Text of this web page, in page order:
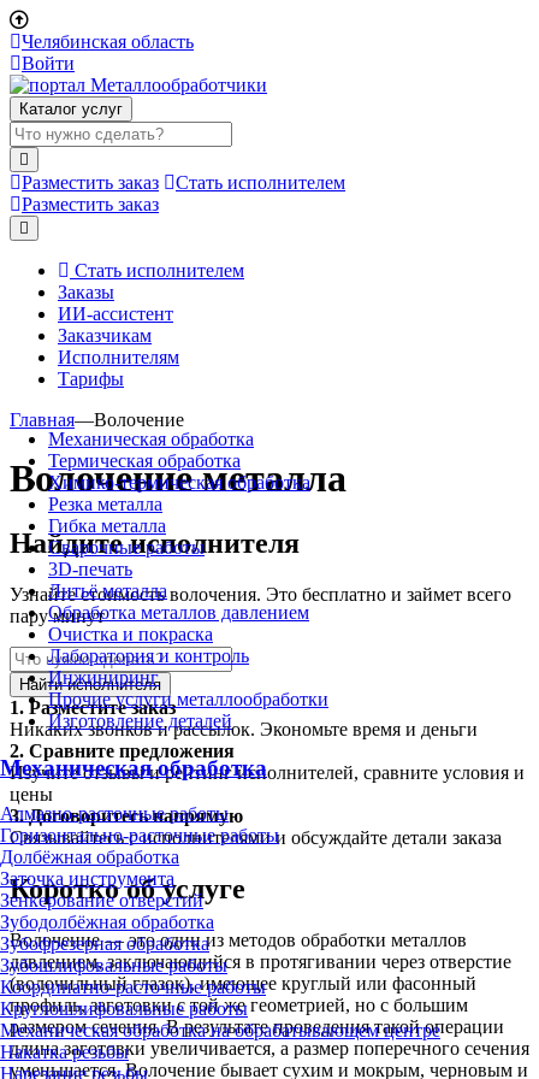
Челябинская область
Войти
Каталог услуг
Разместить заказ
Стать исполнителем
Разместить заказ
Стать исполнителем
Заказы
ИИ-ассистент
Заказчикам
Исполнителям
Тарифы
Механическая обработка
Термическая обработка
Химико-термическая обработка
Резка металла
Гибка металла
Сварочные работы
3D-печать
Литьё металла
Обработка металлов давлением
Очистка и покраска
Лаборатория и контроль
Инжиниринг
Прочие услуги металлообработки
Изготовление деталей
Механическая обработка
Алмазно-расточные работы
Горизонтально-расточные работы
Долбёжная обработка
Заточка инструмента
Зенкерование отверстий
Зубодолбёжная обработка
Зубофрезерная обработка
Зубошлифовальные работы
Координатно-расточные работы
Круглошлифовальные работы
Механическая обработка на обрабатывающем центре
Накатка резьбы
Нарезание резьбы
Главная—Волочение
Волочение металла
Найдите исполнителя
Узнайте стоимость волочения. Это бесплатно и займет всего
пару минут
Найти исполнителя
1. Разместите заказ
Никаких звонков и рассылок. Экономьте время и деньги
2. Сравните предложения
Изучите отзывы и рейтинг исполнителей, сравните условия и
цены
3.Договоритесь напрямую
Связывайтесь с исполнителями и обсуждайте детали заказа
Коротко об услуге
Волочение — это один из методов обработки металлов
давлением, заключающийся в протягивании через отверстие
(волочильный глазок), имеющее круглый или фасонный
профиль, заготовки с той же геометрией, но с большим
размером сечения. В результате проведения такой операции
длина заготовки увеличивается, а размер поперечного сечения
уменьшается. Волочение бывает сухим и мокрым, черновым и